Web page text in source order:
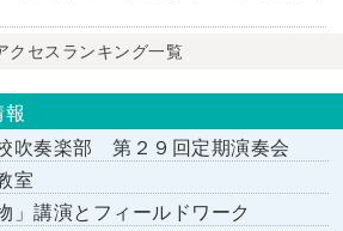
クセスランキング一覧
吹奏楽部 第２９回定期演奏会
室
」講演とフィールドワーク